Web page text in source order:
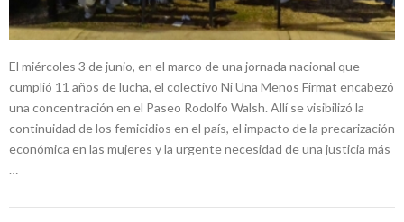
El miércoles 3 de junio, en el marco de una jornada nacional que
cumplió 11 años de lucha, el colectivo Ni Una Menos Firmat encabezó
una concentración en el Paseo Rodolfo Walsh. Allí se visibilizó la
continuidad de los femicidios en el país, el impacto de la precarización
económica en las mujeres y la urgente necesidad de una justicia más
…